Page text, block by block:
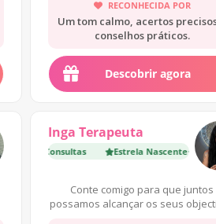
RECONHECIDA POR
Um tom calmo, acertos
conselhos práticos.
Descobrir agora
Inga Terapeuta
·5 200 Consultas Estrela Nascente·5 200
Conte comigo para que juntos
possamos alcançar os seus
Estrela